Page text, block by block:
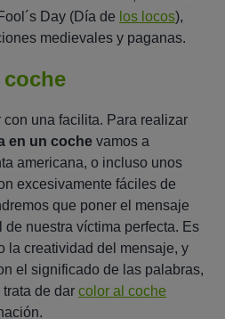
Day (Día de los locos),
medievales y paganas.
coche
una facilita. Para realizar
en un coche vamos a
americana, o incluso unos
excesivamente fáciles de
que poner el mensaje
nuestra víctima perfecta. Es
la creatividad del mensaje, y
el significado de las palabras,
de dar color al coche